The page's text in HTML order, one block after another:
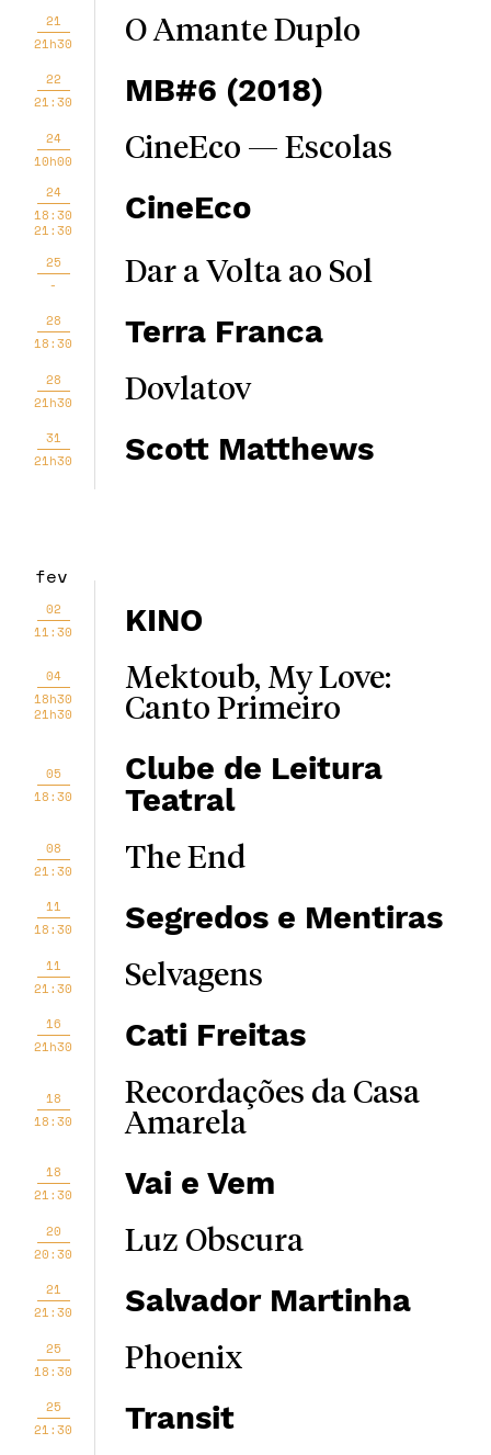
21
21h30
O Amante Duplo
22
21:30
MB#6 (2018)
24
10h00
CineEco — Escolas
24
18:30
21:30
CineEco
25
-
Dar a Volta ao Sol
28
18:30
Terra Franca
28
21h30
Dovlatov
31
21h30
Scott Matthews
fev
02
11:30
KINO
04
18h30
21h30
Mektoub, My Love:
Canto Primeiro
05
18:30
Clube de Leitura
Teatral
08
21:30
The End
11
18:30
Segredos e Mentiras
11
21:30
Selvagens
16
21h30
Cati Freitas
18
18:30
Recordações da Casa
Amarela
18
21:30
Vai e Vem
20
20:30
Luz Obscura
21
21:30
Salvador Martinha
25
18:30
Phoenix
25
21:30
Transit